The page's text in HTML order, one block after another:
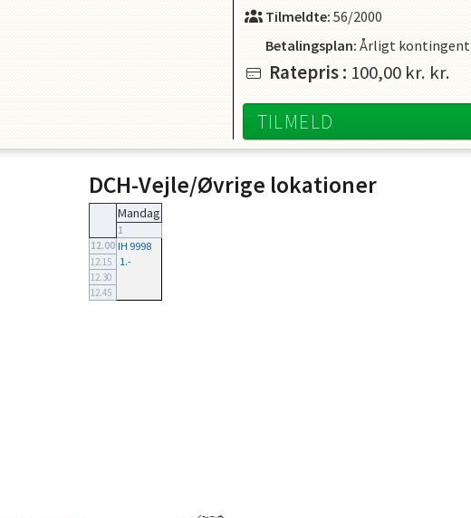
Tilmeldte: 56/2000
Betalingsplan: Årligt kontingent
Ratepris: 100,00 kr. kr.
TILMELD
DCH-Vejle/Øvrige lokationer
Mandag
1
12.00 IH 9998
12.15 1.-
12.30
12.45